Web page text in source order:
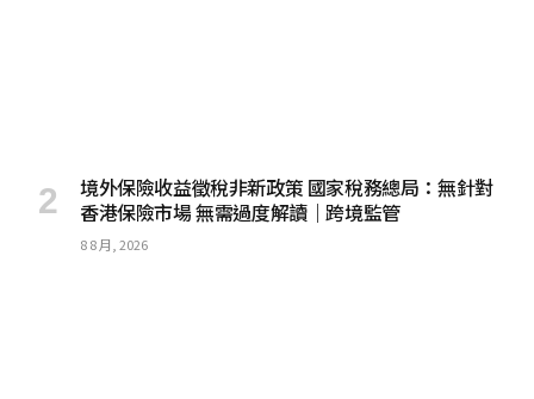
境外保險收益徵稅非新政策 國家稅務總局：無針對
香港保險市場 無需過度解讀｜跨境監管
8 8 月, 2026